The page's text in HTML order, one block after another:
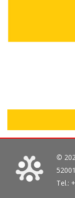
©
Tel.: